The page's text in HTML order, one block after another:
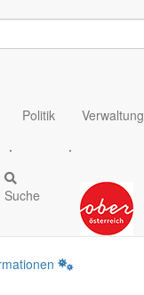
Politik
.
Verwaltung
.
Suche